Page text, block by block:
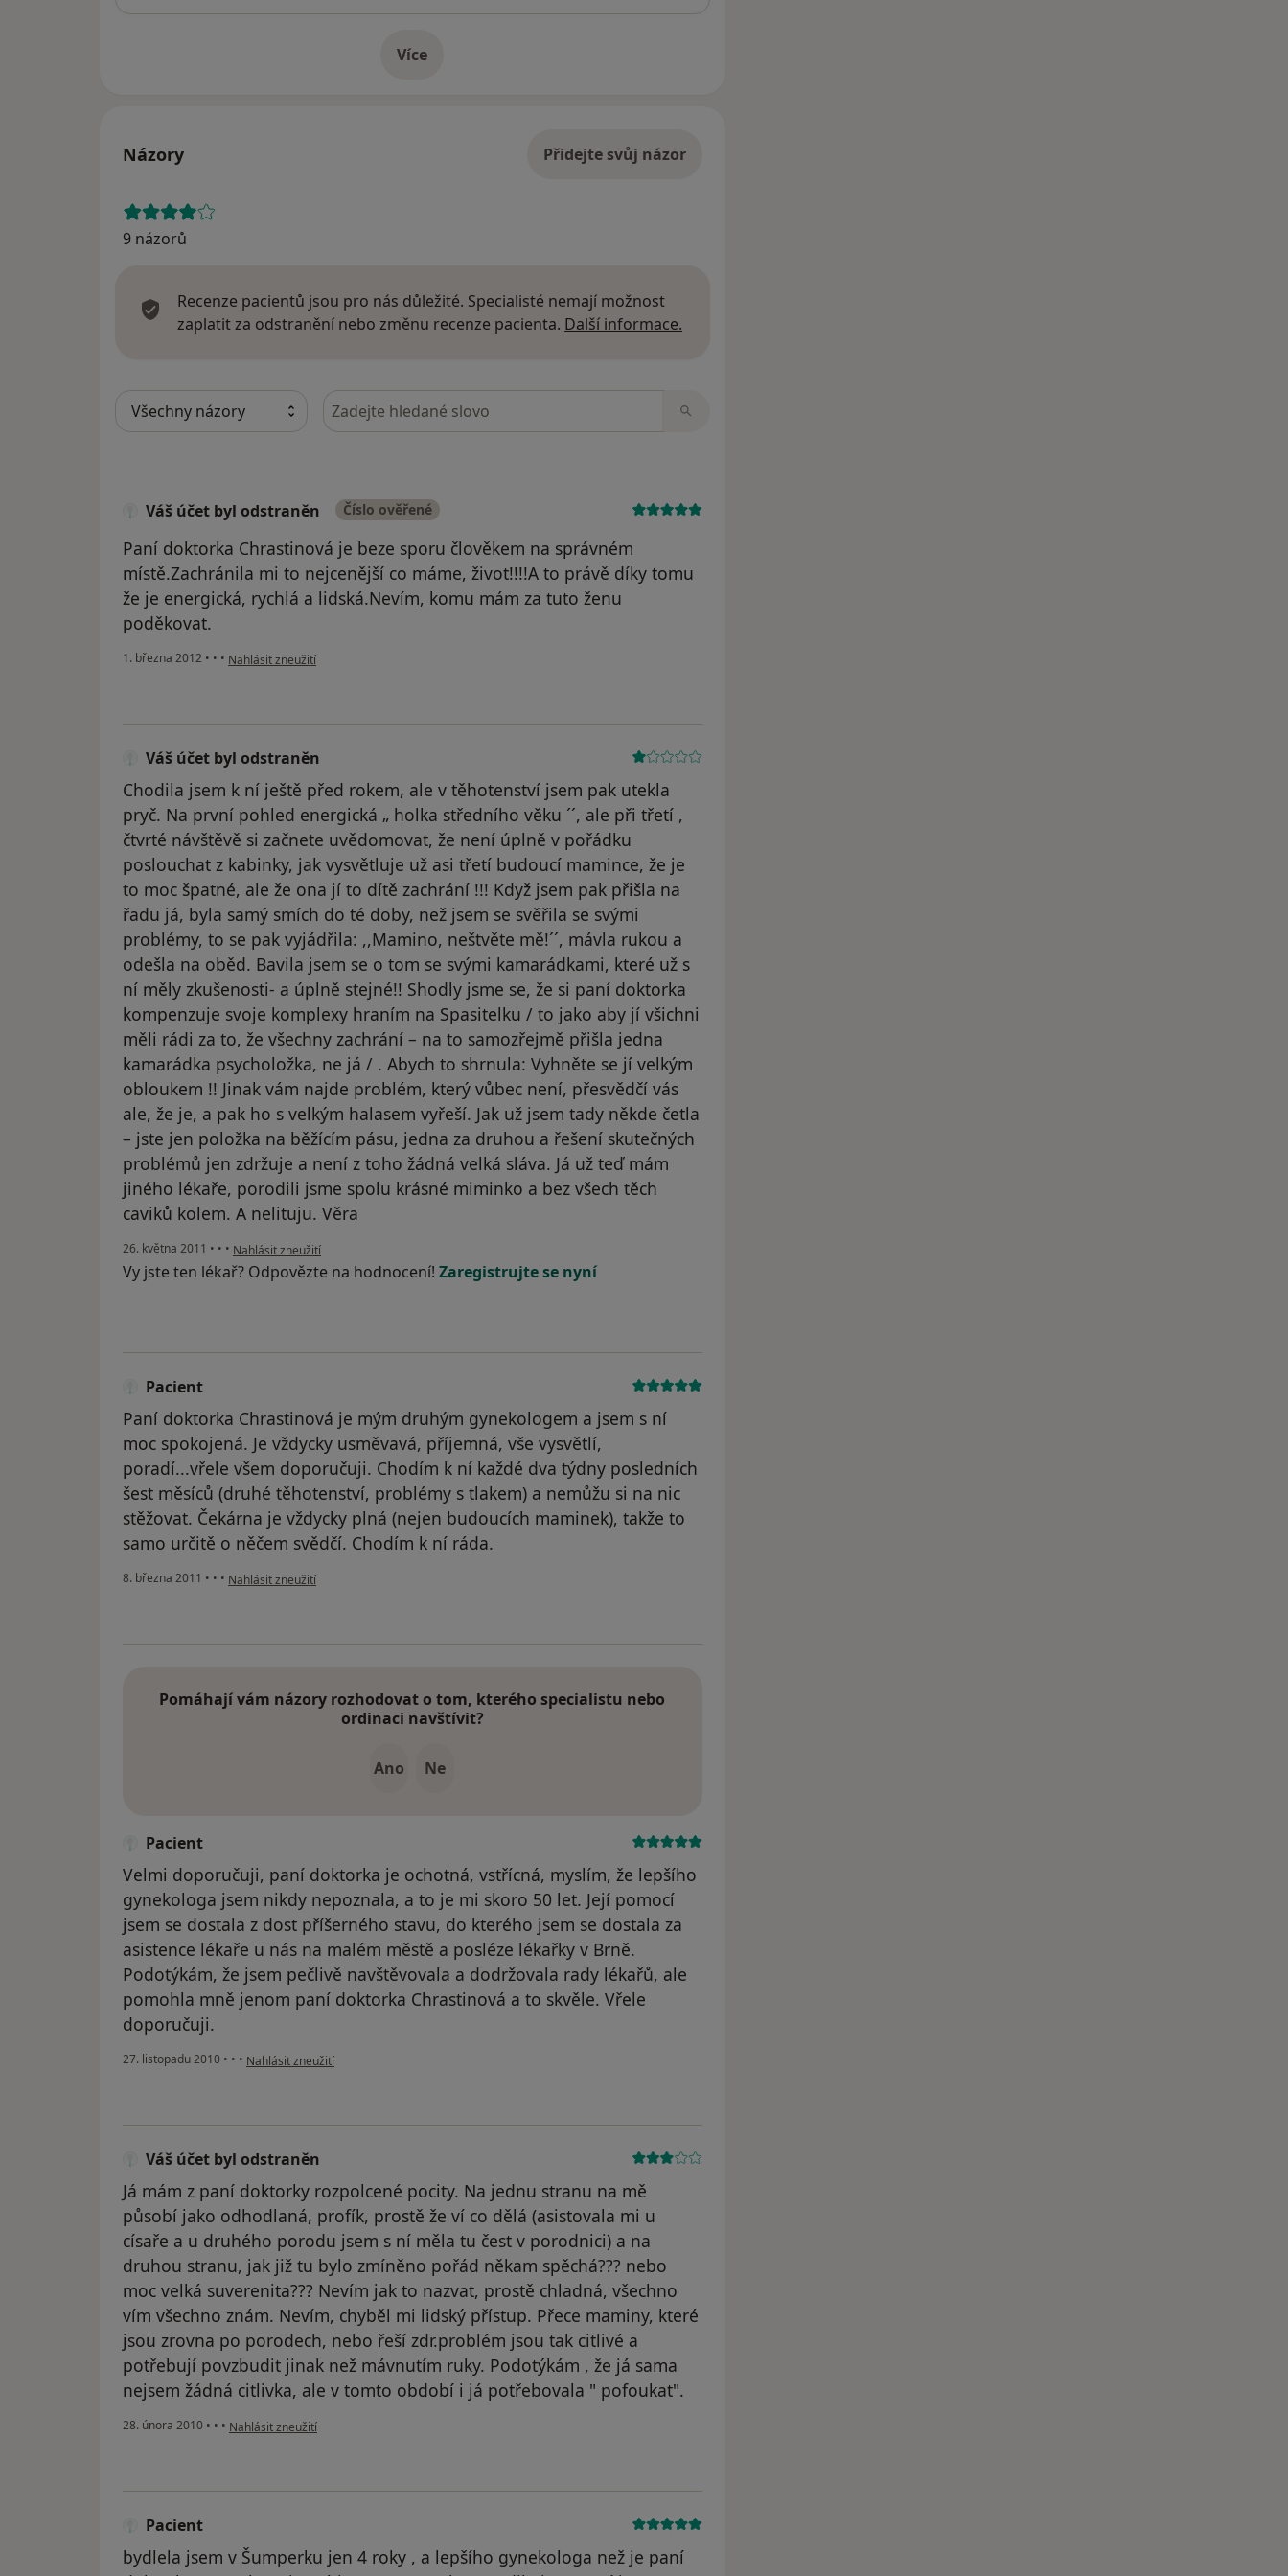
Víceo adrese
Názory Přidejte svůj názor
9 názorů
Recenze pacientů jsou pro nás důležité. Specialisté nemají možnost
zaplatit za odstranění nebo změnu recenze pacienta. Další informace.
Hledejte v názorech
Váš účet byl odstraněn Číslo ověřené
Paní doktorka Chrastinová je beze sporu člověkem na správném
místě.Zachránila mi to nejcenější co máme, život!!!!A to právě díky tomu
že je energická, rychlá a lidská.Nevím, komu mám za tuto ženu
poděkovat.
1. března 2012 • • • podle názoru uživatele Váš účet byl odstraněn
Nahlásit zneužití
Váš účet byl odstraněn
Chodila jsem k ní ještě před rokem, ale v těhotenství jsem pak utekla
pryč. Na první pohled energická „ holka středního věku ´´, ale při třetí ,
čtvrté návštěvě si začnete uvědomovat, že není úplně v pořádku
poslouchat z kabinky, jak vysvětluje už asi třetí budoucí mamince, že je
to moc špatné, ale že ona jí to dítě zachrání !!! Když jsem pak přišla na
řadu já, byla samý smích do té doby, než jsem se svěřila se svými
problémy, to se pak vyjádřila: ,,Mamino, neštvěte mě!´´, mávla rukou a
odešla na oběd. Bavila jsem se o tom se svými kamarádkami, které už s
ní měly zkušenosti- a úplně stejné!! Shodly jsme se, že si paní doktorka
kompenzuje svoje komplexy hraním na Spasitelku / to jako aby jí všichni
měli rádi za to, že všechny zachrání – na to samozřejmě přišla jedna
kamarádka psycholožka, ne já / . Abych to shrnula: Vyhněte se jí velkým
obloukem !! Jinak vám najde problém, který vůbec není, přesvědčí vás
ale, že je, a pak ho s velkým halasem vyřeší. Jak už jsem tady někde četla
– jste jen položka na běžícím pásu, jedna za druhou a řešení skutečných
problémů jen zdržuje a není z toho žádná velká sláva. Já už teď mám
jiného lékaře, porodili jsme spolu krásné miminko a bez všech těch
caviků kolem. A nelituju. Věra
26. května 2011 • • • podle názoru uživatele Váš účet byl odstraněn
Nahlásit zneužití
Vy jste ten lékař? Odpovězte na hodnocení! Zaregistrujte se nyní
Pacient
Paní doktorka Chrastinová je mým druhým gynekologem a jsem s ní
moc spokojená. Je vždycky usměvavá, příjemná, vše vysvětlí,
poradí...vřele všem doporučuji. Chodím k ní každé dva týdny posledních
šest měsíců (druhé těhotenství, problémy s tlakem) a nemůžu si na nic
stěžovat. Čekárna je vždycky plná (nejen budoucích maminek), takže to
samo určitě o něčem svědčí. Chodím k ní ráda.
8. března 2011 • • • podle názoru uživatele Pacient
Nahlásit zneužití
Pomáhají vám názory rozhodovat o tom, kterého specialistu nebo
ordinaci navštívit?
Ano Ne
Pacient
Velmi doporučuji, paní doktorka je ochotná, vstřícná, myslím, že lepšího
gynekologa jsem nikdy nepoznala, a to je mi skoro 50 let. Její pomocí
jsem se dostala z dost příšerného stavu, do kterého jsem se dostala za
asistence lékaře u nás na malém městě a posléze lékařky v Brně.
Podotýkám, že jsem pečlivě navštěvovala a dodržovala rady lékařů, ale
pomohla mně jenom paní doktorka Chrastinová a to skvěle. Vřele
doporučuji.
27. listopadu 2010 • • • podle názoru uživatele Pacient
Nahlásit zneužití
Váš účet byl odstraněn
Já mám z paní doktorky rozpolcené pocity. Na jednu stranu na mě
působí jako odhodlaná, profík, prostě že ví co dělá (asistovala mi u
císaře a u druhého porodu jsem s ní měla tu čest v porodnici) a na
druhou stranu, jak již tu bylo zmíněno pořád někam spěchá??? nebo
moc velká suverenita??? Nevím jak to nazvat, prostě chladná, všechno
vím všechno znám. Nevím, chyběl mi lidský přístup. Přece maminy, které
jsou zrovna po porodech, nebo řeší zdr.problém jsou tak citlivé a
potřebují povzbudit jinak než mávnutím ruky. Podotýkám , že já sama
nejsem žádná citlivka, ale v tomto období i já potřebovala " pofoukat".
28. února 2010 • • • podle názoru uživatele Váš účet byl odstraněn
Nahlásit zneužití
Pacient
bydlela jsem v Šumperku jen 4 roky , a lepšího gynekologa než je paní